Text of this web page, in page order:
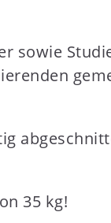
sowie
35 kg!